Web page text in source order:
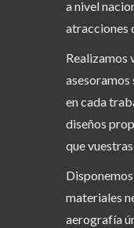
a nivel
atracciones
Realizamos
asesoramos
en cada
diseños
que
materiales
aerografía